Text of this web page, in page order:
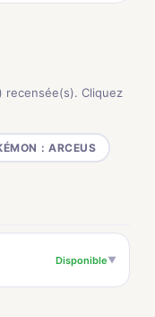
recensée(s). Cliquez
: ARCEUS
Disponible▼